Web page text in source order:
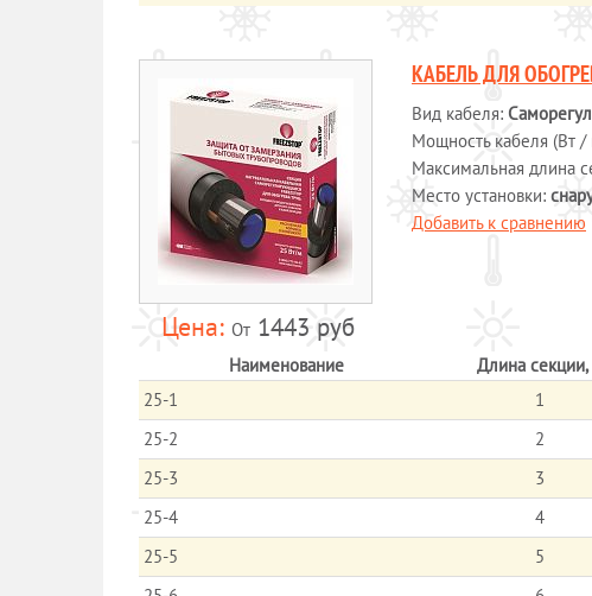
От1443 руб
КАБЕЛЬ ДЛЯ
Вид кабеля:
Мощность кабеля (Вт /
Максимальная длина
Место установки:
Добавить к сравнению
Наименование Длина
25-1
1
25-2 2
25-3 3
25-4 4
25-5 5